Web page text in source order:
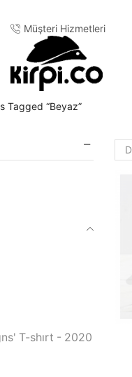
Müşteri Hizmetleri
Tagged “beyaz”
T-shırt - 2020